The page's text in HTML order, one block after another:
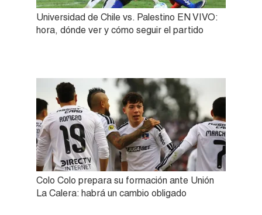
Universidad de Chile vs. Palestino EN VIVO:
hora, dónde ver y cómo seguir el partido
Colo Colo prepara su formación ante Unión
La Calera: habrá un cambio obligado